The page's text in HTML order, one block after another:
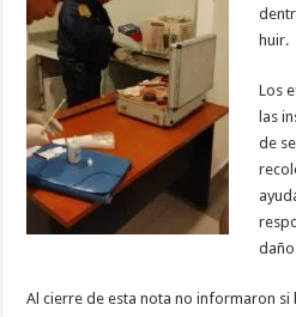
huir.
Los
las
de
Al cierre de esta nota no informaron si